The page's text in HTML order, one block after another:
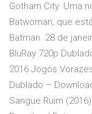
Gotham City. Uma
Batwoman, que
Batman. 28 de
BluRay 720p
2016 Jogos
Dublado –
Sangue Ruim